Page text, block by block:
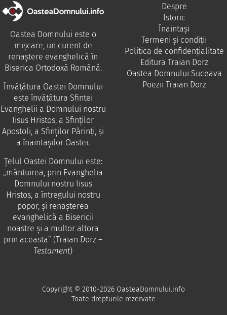
Oastea Domnului este o
mișcare, un curent de
renaștere evanghelică în
Biserica Ortodoxă Română.
Învăţătura Oastei Domnului
este învăţătura Sfintei
Evanghelii a Domnului nostru
Iisus Hristos, a Sfinţilor
Apostoli, a Sfinţilor Părinţi, şi
a înaintaşilor Oastei.
Ţelul Oastei Domnului este:
„mântuirea, prin Evanghelia
Domnului nostru Iisus
Hristos, a întregului nostru
popor, şi renaşterea
evanghelică a Bisericii
noastre şi a multor altora
prin aceasta” (Traian Dorz –
Testament)
Despre
Istoric
Înaintași
Termeni și condiții
Politica de confidențialitate
Editura Traian Dorz
Oastea Domnului Suceava
Poezii Traian Dorz
Copyright © 2010-2026 OasteaDomnului.info
Toate drepturile rezervate